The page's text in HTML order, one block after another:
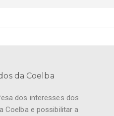
da Coelba
dos interesses dos
Coelba e possibilitar a